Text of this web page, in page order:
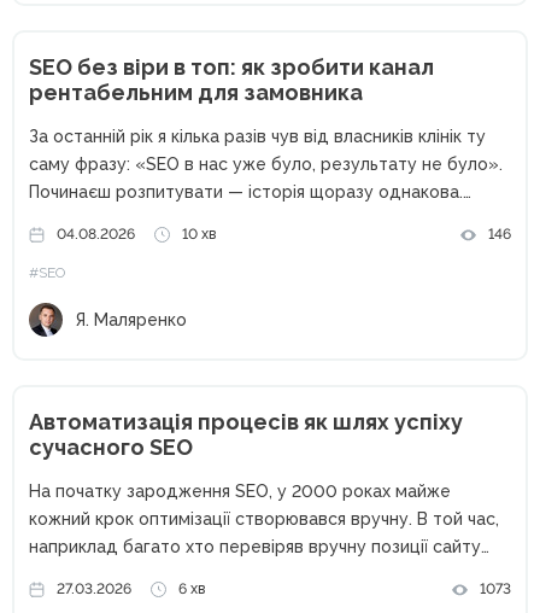
SEO без віри в топ: як зробити канал
рентабельним для замовника
За останній рік я кілька разів чув від власників клінік ту
саму фразу: «SEO в нас уже було, результату не було».
Починаєш розпитувати — історія щоразу однакова.
трафік росте, шістдесят технічних помилок з аудиту...
04.08.2026 10 хв 146
#SEO
Я. Маляренко
Автоматизація процесів як шлях успіху
сучасного SEO
На початку зародження SEO, у 2000 роках майже
кожний крок оптимізації створювався вручну. В той час,
наприклад багато хто перевіряв вручну позиції сайту
функцій автоматизовано великими компаніями по типу
27.03.2026 6 хв 1073